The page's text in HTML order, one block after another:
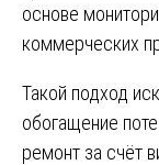
основе
коммерческих
Такой подход
обогащение
ремонт за счёт